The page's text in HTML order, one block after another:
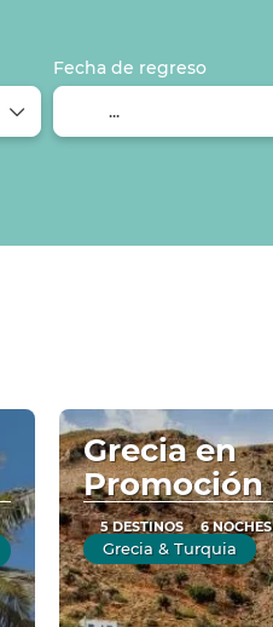
Fecha de regreso
Grecia en
Promoción
5 DESTINOS 6 NOCHES
Grecia & Turquia